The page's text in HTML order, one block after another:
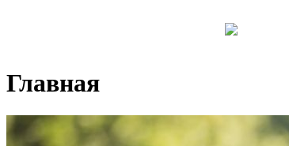
Главная